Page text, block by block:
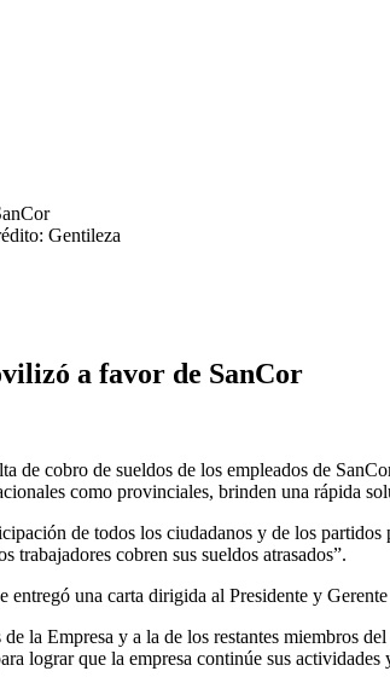
Gentileza
a favor de SanCor
de cobro de sueldos de los empleados de
como provinciales, brinden una rápida
de todos los ciudadanos y de los
trabajadores cobren sus sueldos atrasados”.
entregó una carta dirigida al Presidente y
la Empresa y a la de los restantes miembros
lograr que la empresa continúe sus